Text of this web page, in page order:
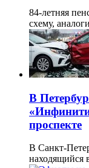
84-летняя
схему,
В
проспекте
В Санкт-
находящийся